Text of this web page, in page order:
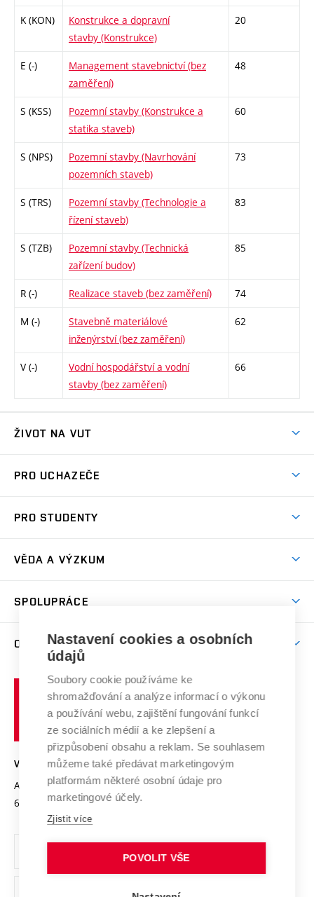
K (KON)
Konstrukce a dopravní
stavby (Konstrukce)
20
E (-)
Management stavebnictví (bez
zaměření)
48
S (KSS)
Pozemní stavby (Konstrukce a
statika staveb)
60
S (NPS)
Pozemní stavby (Navrhování
pozemních staveb)
73
S (TRS)
Pozemní stavby (Technologie a
řízení staveb)
83
S (TZB)
Pozemní stavby (Technická
zařízení budov)
85
R (-) Realizace staveb (bez zaměření) 74
M (-)
Stavebně materiálové
inženýrství (bez zaměření)
62
V (-)
Vodní hospodářství a vodní
stavby (bez zaměření)
66
ŽIVOT NA VUT
Koleje
Sport na VUT
Brno
PRO UCHAZEČE
Dny otevřených dveří
Celoživotní vzdělávání
E-přihláška
PRO STUDENTY
Harmonogram akademického roku
Závěrečné práce
Doktorské studium
Zpracování osobních údajů studentů
Sociální bezpečí
Studium bez bariér
Podpora podnikání
VĚDA A VÝZKUM
Mezinárodní vědecká rada
Systém zajišťování kvality výzkumu
Výzkumné infrastruktury
Transfer znalostí
Open Science
Projekty
Projekty ze strukturálních fondů
Specifický výzkum
SPOLUPRÁCE
Zahraniční spolupráce
Spolupráce se školami
Služby univerzity
Mezinárodní dohody
Univerzitní sítě
O UNIVERZITĚ
Profil univerzity
Udržitelná univerzita
Podnikavá univerzita / ContriBUTe
Bezpečná univerzita
Vyznamenání
Organizační struktura
Ochrana osobních údajů
učení
technické
VYSOKÉ UČENÍ TECHNICKÉ V BRNĚ
Antonínská 548/1
602 00 Brno
www.vut.cz
vut@vutbr.cz
Nastavení cookies a osobních
údajů
Soubory cookie používáme ke
shromažďování a analýze informací o výkonu
a používání webu, zajištění fungování funkcí
ze sociálních médií a ke zlepšení a
přizpůsobení obsahu a reklam. Se souhlasem
můžeme také předávat marketingovým
platformám některé osobní údaje pro
marketingové účely.
Zjistit více
POVOLIT VŠE